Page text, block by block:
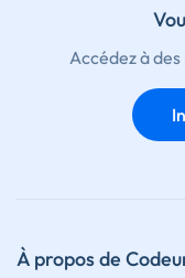
Accédez à
À propos de